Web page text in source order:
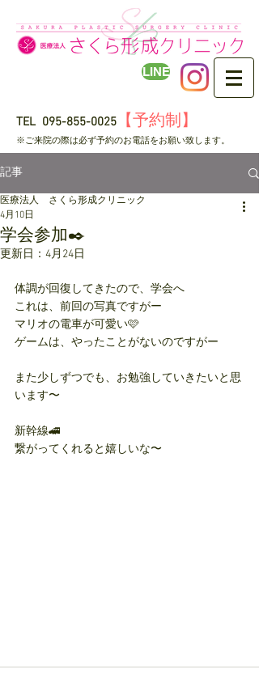
LINE
TEL 095-855-0025 【予約制】
​※ご来院の際は必ず予約のお電話をお願い致します。
記事
学会参加✒️
医療法人 さくら形成クリニック
4月10日
更新日： 4月24日
体調が回復してきたので、学会へ
これは、前回の写真ですがー
マリオの電車が可愛い🩷
ゲームは、やったことがないのですがー
また少しずつでも、お勉強していきたいと思
います〜
新幹線🚄
繋がってくれると嬉しいな〜